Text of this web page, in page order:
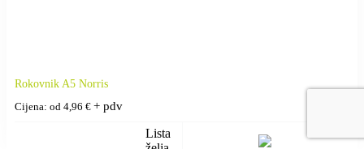
Rokovnik A5 Norris
Cijena: od 4,96 € + pdv
Lista